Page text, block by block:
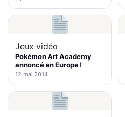
Jeux vidéo
Pokémon Art Academy
annoncé en Europe !
12 mai 2014